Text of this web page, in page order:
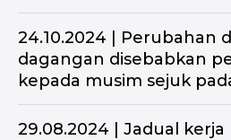
24.10.2024 | Perubahan
dagangan disebabkan
kepada musim sejuk
29.08.2024 | Jadual kerja